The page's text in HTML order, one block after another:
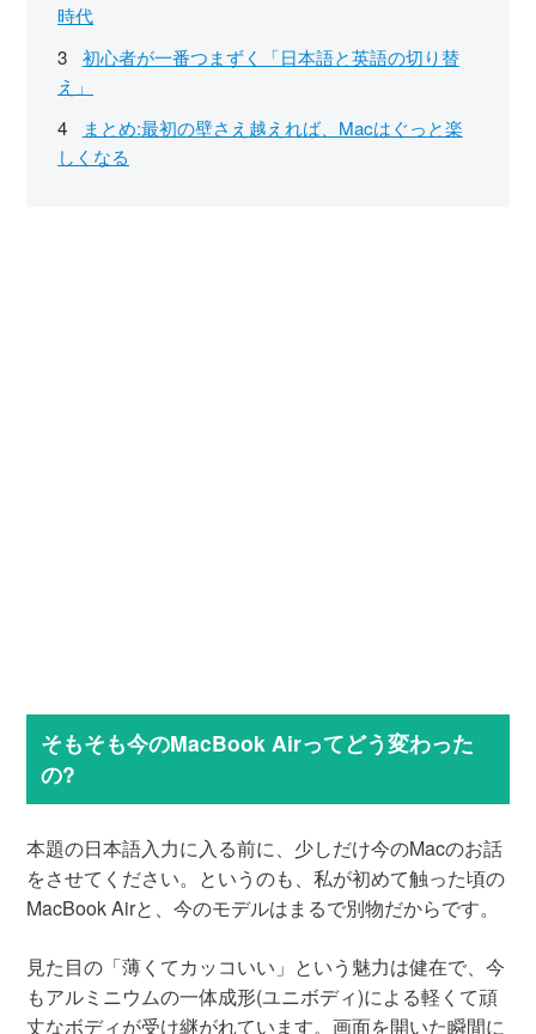
時代
初心者が一番つまずく「日本語と英語の切り替
え」
まとめ:最初の壁さえ越えれば、Macはぐっと楽
しくなる
そもそも今のMacBook Airってどう変わった
の?
本題の日本語入力に入る前に、少しだけ今のMacのお話
をさせてください。というのも、私が初めて触った頃の
MacBook Airと、今のモデルはまるで別物だからです。
見た目の「薄くてカッコいい」という魅力は健在で、今
もアルミニウムの一体成形(ユニボディ)による軽くて頑
丈なボディが受け継がれています。画面を開いた瞬間に